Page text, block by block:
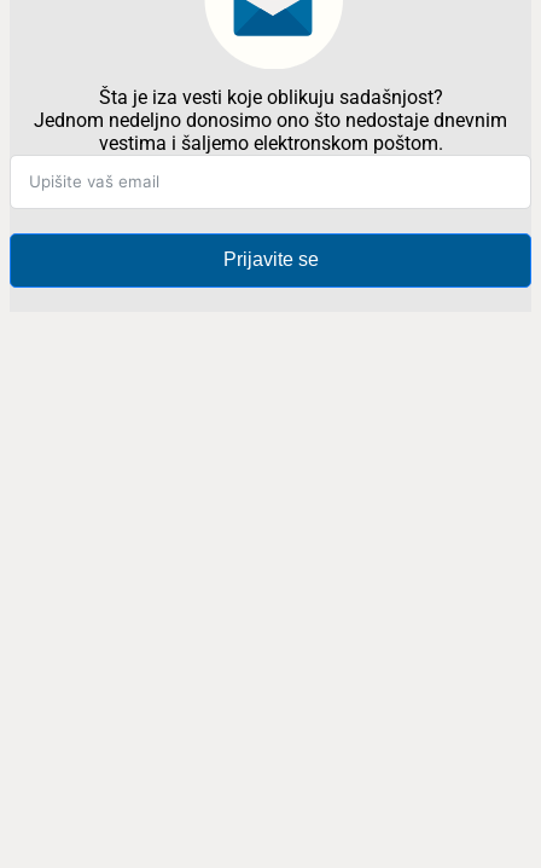
Šta je iza vesti koje oblikuju sadašnjost?
Jednom nedeljno donosimo ono što nedostaje dnevnim
vestima i šaljemo elektronskom poštom.
Prijavite se